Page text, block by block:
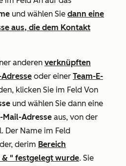
und wählen Sie dann eine
aus, die dem Kontakt
anderen verknüpften
oder einer Team-E-
klicken Sie im Feld Von
und wählen Sie dann eine
Adresse aus, von der
Der Name im Feld
derim Bereich
" festgelegt wurde. Sie